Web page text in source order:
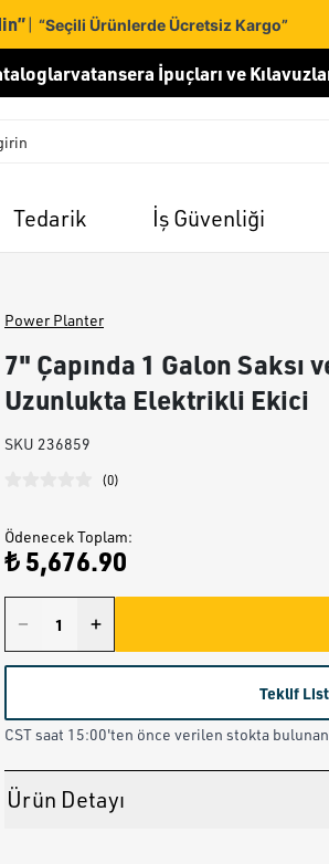
| “Seçili Ürünlerde Ücretsiz Kargo”
vatansera İpuçları ve
Tedarik İş Güvenliği
Power Planter
7" Çapında 1 Galon
Uzunlukta Elektrikli Ekici
SKU 236859
(0)
Ödenecek Toplam:
₺ 5,676.90
Teklif
CST saat 15:00'ten önce verilen stokta
Ürün Detayı